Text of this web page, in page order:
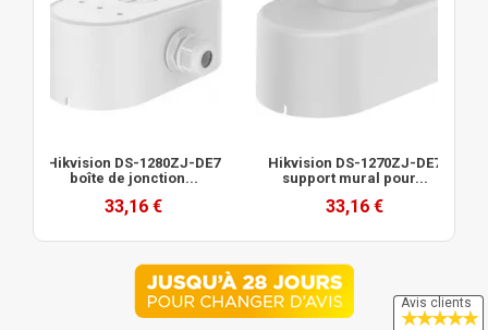
Hikvision DS-1280ZJ-DE7
boîte de jonction...
33,16 €
Hikvision DS-1270ZJ-DE7
support mural pour...
33,16 €
Avis clients
★★★★★